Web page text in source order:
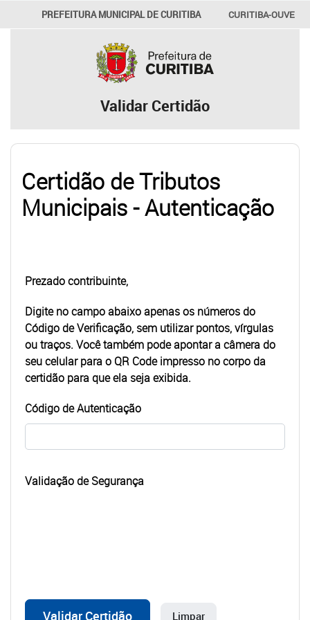
PREFEITURA MUNICIPAL DE CURITIBA CURITIBA-OUVE
Validar Certidão
Certidão de Tributos
Municipais - Autenticação
Prezado contribuinte,
Digite no campo abaixo apenas os números do
Código de Verificação, sem utilizar pontos, vírgulas
ou traços. Você também podeapontar a câmera do
seu celular para o QR Codeimpresso no corpo da
certidão para que ela seja exibida.
Código de Autenticação
Validação de Segurança
Validar Certidão Limpar